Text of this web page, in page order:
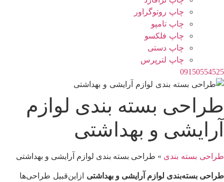
چاپ روتوگراور
چاپ تامپو
چاپ فلکسو
چاپ دستی
چاپ لترپرس
09150554525
طراحی بسته بندی لوازم
آرایشی و بهداشتی
طراحی بسته بندی » طراحی بسته بندی لوازم آرایشی و بهداشتی
طراحی بسته‌بندی لوازم آرایشی و بهداشتی ازاین‌قبیل طراحی‌ها